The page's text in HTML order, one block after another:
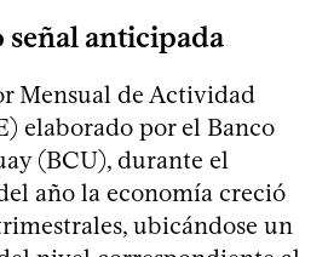
anticipada
Mensual de Actividad
elaborado por el Banco
(BCU), durante el
año la economía creció
ubicándose un